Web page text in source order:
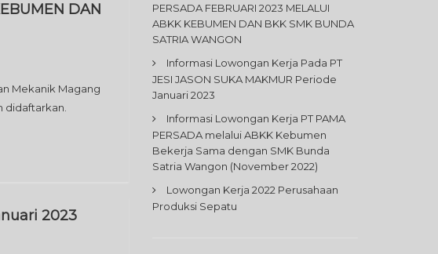
DAN
Mekanik Magang
didaftarkan.
2023
PERSADA FEBRUARI 2023 MELALUI
ABKK KEBUMEN DAN BKK SMK BUNDA
SATRIA WANGON
Informasi Lowongan Kerja Pada PT
JESI JASON SUKA MAKMUR Periode
Januari 2023
Informasi Lowongan Kerja PT PAMA
PERSADA melalui ABKK Kebumen
Bekerja Sama dengan SMK Bunda
Satria Wangon (November 2022)
Lowongan Kerja 2022 Perusahaan
Produksi Sepatu